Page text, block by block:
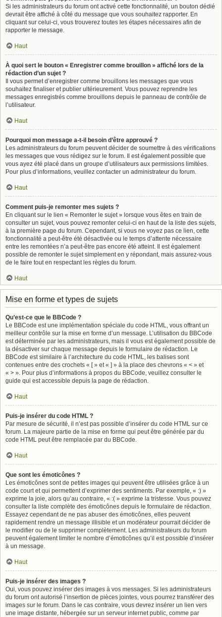
Si les administrateurs du forum ont activé cette fonctionnalité, un bouton dédié
devrait être affiché à côté du message que vous souhaitez rapporter. En
cliquant sur celui-ci, vous trouverez toutes les étapes nécessaires afin de
rapporter le message.
Haut
À quoi sert le bouton « Enregistrer comme brouillon » affiché lors de la
rédaction d’un sujet ?
Il vous permet d’enregistrer comme brouillons les messages que vous
souhaitez finaliser et publier ultérieurement. Vous pouvez reprendre les
messages enregistrés comme brouillons depuis le panneau de contrôle de
l’utilisateur.
Haut
Pourquoi mon message a-t-il besoin d’être approuvé ?
Les administrateurs du forum peuvent décider de soumettre à des vérifications
les messages que vous rédigez sur le forum. Il est également possible que
vous ayez été placé dans un groupe d’utilisateurs aux permissions limitées.
Pour plus d’informations, veuillez contacter un administrateur du forum.
Haut
Comment puis-je remonter mes sujets ?
En cliquant sur le lien « Remonter le sujet » lorsque vous êtes en train de
consulter un sujet, vous pouvez remonter celui-ci en haut de la liste des sujets,
à la première page du forum. Cependant, si vous ne voyez pas ce lien, cette
fonctionnalité a peut-être été désactivée ou le temps d’attente nécessaire
entre les remontées n’a peut-être pas encore été atteint. Il est également
possible de remonter le sujet simplement en y répondant, mais assurez-vous
de le faire tout en respectant les règles du forum.
Haut
Mise en forme et types de sujets
Qu’est-ce que le BBCode ?
Le BBCode est une implémentation spéciale du code HTML, vous offrant un
meilleur contrôle sur la mise en forme d’un message. L’utilisation du BBCode
est déterminée par les administrateurs, mais il vous est également possible de
la désactiver sur chaque message depuis le formulaire de rédaction. Le
BBCode est similaire à l’architecture du code HTML, les balises sont
contenues entre des crochets « [ » et « ] » à la place des chevrons « < » et
« > ». Pour plus d’informations à propos du BBCode, veuillez consulter le
guide qui est accessible depuis la page de rédaction.
Haut
Puis-je insérer du code HTML ?
Par mesure de sécurité, il n’est pas possible d’insérer du code HTML sur ce
forum. La majeure partie de la mise en forme qui peut être générée par du
code HTML peut être remplacée par du BBCode.
Haut
Que sont les émoticônes ?
Les émoticônes sont de petites images qui peuvent être utilisées grâce à un
code court et qui permettent d’exprimer des sentiments. Par exemple, « :) »
exprime la joie, alors qu’au contraire, « :( » exprime la tristesse. Vous pouvez
consulter la liste complète des émoticônes depuis le formulaire de rédaction.
Essayez cependant de ne pas abuser des émoticônes, elles peuvent
rapidement rendre un message illisible et un modérateur pourrait décider de
le modifier ou de le supprimer complètement. Les administrateurs du forum
peuvent également limiter le nombre d’émoticônes qu’il est possible d’insérer
à un message.
Haut
Puis-je insérer des images ?
Oui, vous pouvez insérer des images à vos messages. Si les administrateurs
du forum ont autorisé l’insertion de pièces jointes, vous pourrez transférer des
images sur le forum. Dans le cas contraire, vous devrez insérer un lien vers
une image distante, hébergée sur un serveur internet public, comme par